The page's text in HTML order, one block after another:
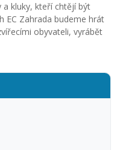
a kluky, kteří chtějí být
EC Zahrada budeme hrát
obyvateli, vyrábět